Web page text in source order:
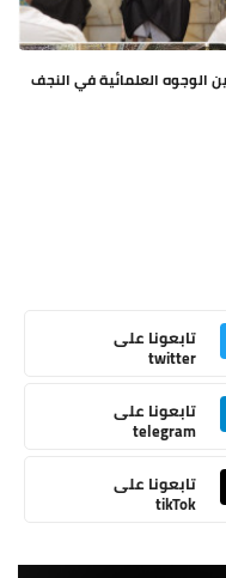
الوجوه العلمائية في النجف
تابعونا على
twitter
تابعونا على
telegram
تابعونا على
tikTok